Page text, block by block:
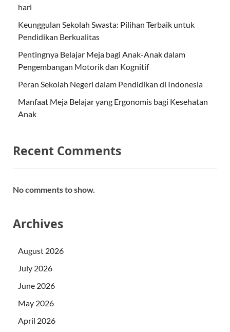
hari
Keunggulan Sekolah Swasta: Pilihan Terbaik untuk
Pendidikan Berkualitas
Pentingnya Belajar Meja bagi Anak-Anak dalam
Pengembangan Motorik dan Kognitif
Peran Sekolah Negeri dalam Pendidikan di Indonesia
Manfaat Meja Belajar yang Ergonomis bagi Kesehatan
Anak
Recent Comments
No comments to show.
Archives
August 2026
July 2026
June 2026
May 2026
April 2026